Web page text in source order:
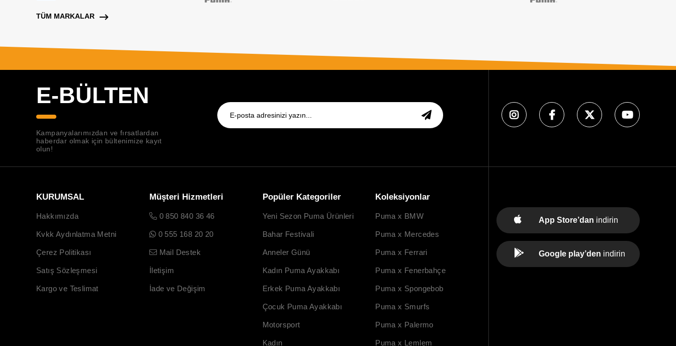
TÜM MARKALAR
E-BÜLTEN
Kampanyalarımızdan ve fırsatlardan
haberdar olmak için bültenimize kayıt
olun!
KURUMSAL
Hakkımızda
Kvkk Aydınlatma Metni
Çerez Politikası
Satış Sözleşmesi
Kargo ve Teslimat
Müşteri Hizmetleri
0 850 840 36 46
0 555 168 20 20
Mail Destek
İletişim
İade ve Değişim
Popüler Kategoriler
Yeni Sezon Puma Ürünleri
Bahar Festivali
Anneler Günü
Kadın Puma Ayakkabı
Erkek Puma Ayakkabı
Çocuk Puma Ayakkabı
Motorsport
Kadın
Koleksiyonlar
Puma x BMW
Puma x Mercedes
Puma x Ferrari
Puma x Fenerbahçe
Puma x Spongebob
Puma x Smurfs
Puma x Palermo
Puma x Lemlem
App Store’dan indirin
Google play’den indirin